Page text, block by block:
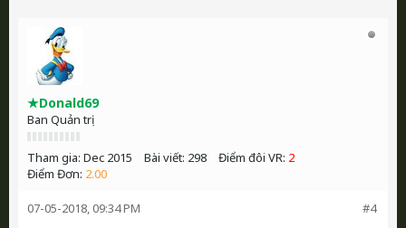
★Donald69
Ban Quản trị
Tham gia: Dec 2015 Bài viết: 298 Điểm đôi VR: 2
Điểm Đơn: 2.00
#4
07-05-2018, 09:34 PM